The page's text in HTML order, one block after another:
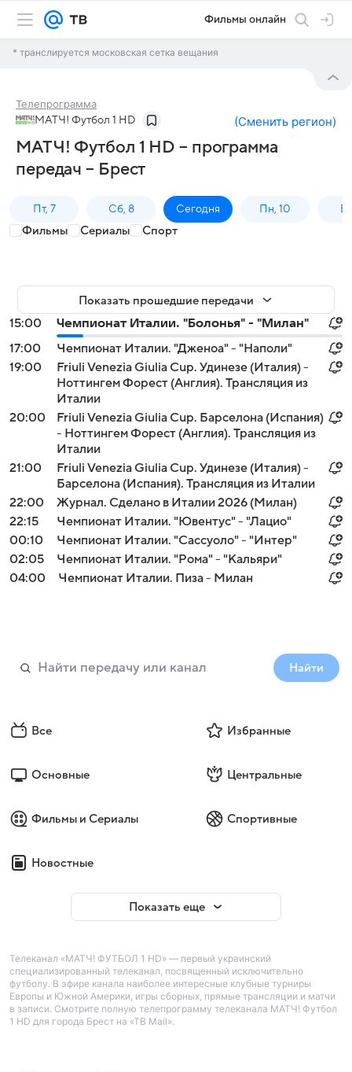
Фильмы онлайн
* транслируется московская сетка вещания
Телепрограмма
МАТЧ! Футбол 1 HD (Сменить регион)
МАТЧ! Футбол 1 HD – программа
передач – Брест
Пт, 7 Сб, 8 Сегодня Пн, 10
Фильмы Сериалы Спорт
Показать прошедшие передачи
15:00
Чемпионат Италии. "Болонья" - "Милан"
17:00
Чемпионат Италии. "Дженоа" - "Наполи"
19:00
Friuli Venezia Giulia Cup. Удинезе (Италия) -
Ноттингем Форест (Англия). Трансляция из
Италии
20:00
Friuli Venezia Giulia Cup. Барселона (Испания)
- Ноттингем Форест (Англия). Трансляция из
Италии
21:00
Friuli Venezia Giulia Cup. Удинезе (Италия) -
Барселона (Испания). Трансляция из Италии
22:00
Журнал. Сделано в Италии 2026 (Милан)
22:15
Чемпионат Италии. "Ювентус" - "Лацио"
00:10
Чемпионат Италии. "Сассуоло" - "Интер"
02:05
Чемпионат Италии. "Рома" - "Кальяри"
04:00
Чемпионат Италии. Пиза - Милан
Найти
Все Избранные
Основные Центральные
Фильмы и Сериалы Спортивные
Новостные
Показать еще
Телеканал «МАТЧ! ФУТБОЛ 1 HD» — первый украинский
специализированный телеканал, посвященный исключительно
футболу. В эфире канала наиболее интересные клубные турниры
Европы и Южной Америки, игры сборных, прямые трансляции и матчи
в записи. Смотрите полную телепрограмму телеканала МАТЧ! Футбол
1 HD для города Брест на «ТВ Mail».